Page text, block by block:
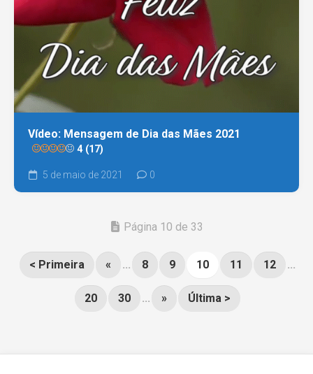
Vídeo: Mensagem de Dia das Mães 2021
4 (17)
5 de maio de 2021 0
Página 10 de 33
< Primeira « ... 8 9 10 11 12 ...
20 30 ... » Última >